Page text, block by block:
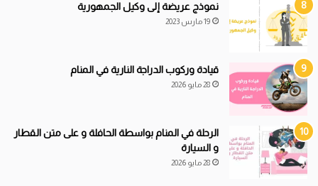
نموذج عريضة إلى وكيل الجمهورية
19 مارس 2023
قيادةوركوب الدراجة النارية في المنام
28 مايو 2026
الرحلة في المنام بواسطة الحافلة و على متن القطار
و السيارة
28 مايو 2026